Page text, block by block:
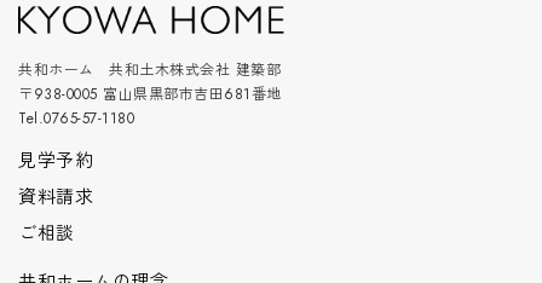
共和ホーム 共和土木株式会社 建築部
〒938-0005 富山県黒部市吉田681番地
Tel.0765-57-1180
見学予約
資料請求
ご相談